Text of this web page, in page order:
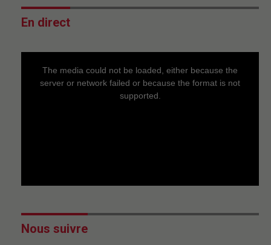
En direct
The media could not be loaded, either because the
server or network failed or because the format is not
supported.
Nous suivre